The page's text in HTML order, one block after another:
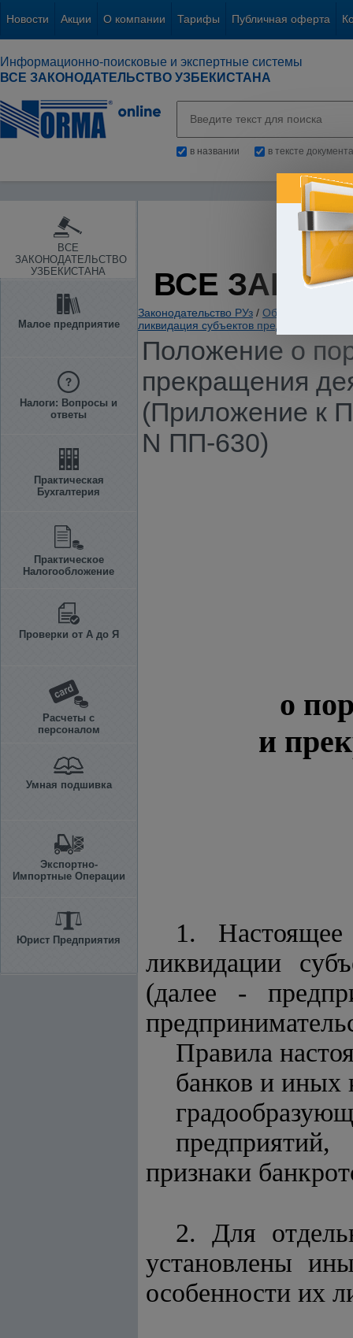
Новости Акции О компании Тарифы Публичная оферта
Информационно-поисковые и экспертные системы
ВСЕ ЗАКОНОДАТЕЛЬСТВО УЗБЕКИСТАНА
в названии в тексте документа
ВСЕ
ЗАКОНОДАТЕЛЬСТВО
УЗБЕКИСТАНА
Малое предприятие
Налоги: Вопросы и
ответы
Практическая
Бухгалтерия
Практическое
Налогообложение
Проверки от А до Я
Расчеты с
персоналом
Умная подшивка
Экспортно-
Импортные Операции
Юрист Предприятия
ВСЕ
Законодательство РУз / Общие вопросы
ликвидация субъектов
Положение о
прекращения
(Приложение к
N ПП-630)
о
и
1. Настоящее
ликвидации
(далее -
Правила
банков и иных
признаки
2. Для
установлены
особенности их